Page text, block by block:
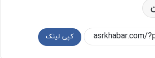
کپی لینک